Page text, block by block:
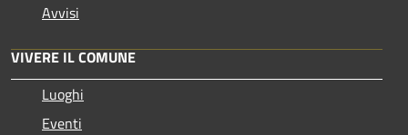
Avvisi
VIVERE IL COMUNE
Luoghi
Eventi